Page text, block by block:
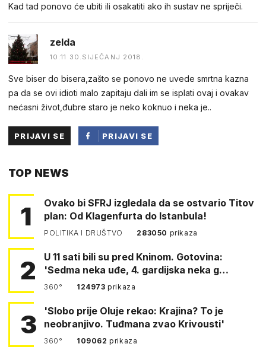
Kad tad ponovo će ubiti ili osakatiti ako ih sustav ne spriječi.
zelda
10:11 30.SIJEČANJ 2018.
Sve biser do bisera,zašto se ponovo ne uvede smrtna kazna
pa da se ovi idioti malo zapitaju dali im se isplati ovaj i ovakav
nećasni život,đubre staro je neko koknuo i neka je..
PRIJAVI SE
PRIJAVI SE
TOP NEWS
1
Ovako bi SFRJ izgledala da se ostvario Titov
plan: Od Klagenfurta do Istanbula!
POLITIKA I DRUŠTVO 283050 prikaza
2
U 11 sati bili su pred Kninom. Gotovina:
'Sedma neka uđe, 4. gardijska neka g…
360° 124973prikaza
3
'Slobo prije Oluje rekao: Krajina? To je
neobranjivo. Tuđmana zvao Krivousti'
360° 109062prikaza